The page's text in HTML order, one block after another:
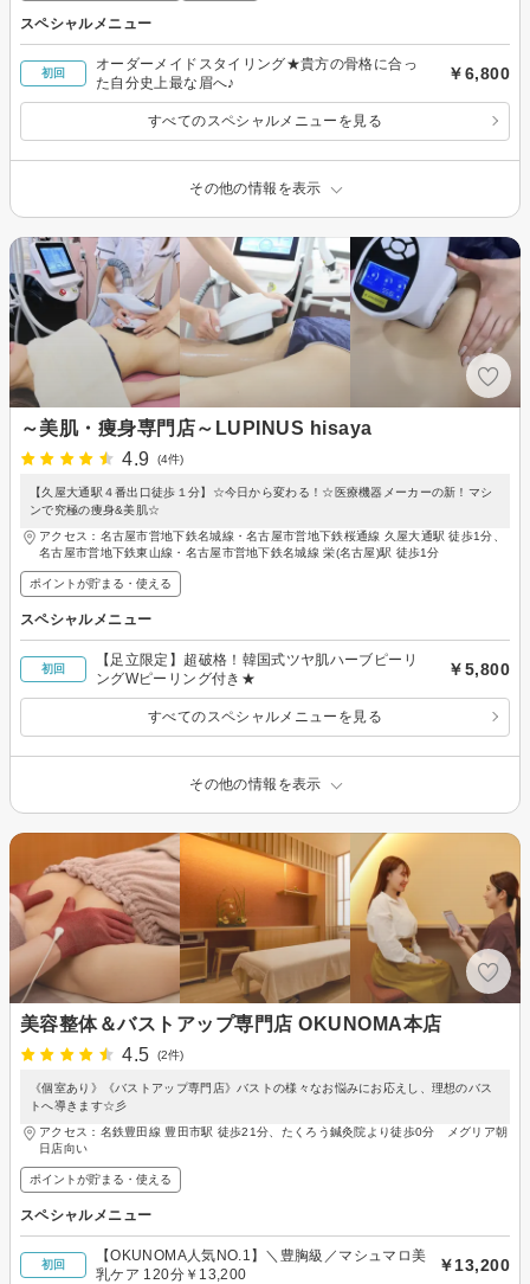
スペシャルメニュー
初回
オーダーメイドスタイリング★貴方の骨格に合っ
た自分史上最な眉へ♪
￥6,800
すべてのスペシャルメニューを見る
その他の情報を表示
～美肌・痩身専門店～LUPINUS hisaya
4.9
(4件)
【久屋大通駅４番出口徒歩１分】☆今日から変わる！☆医療機器メーカーの新！マシ
ンで究極の痩身&美肌☆
アクセス：名古屋市営地下鉄名城線・名古屋市営地下鉄桜通線 久屋大通駅 徒歩1分、
名古屋市営地下鉄東山線・名古屋市営地下鉄名城線 栄(名古屋)駅 徒歩1分
ポイントが貯まる・使える
スペシャルメニュー
初回
【足立限定】超破格！韓国式ツヤ肌ハーブピーリ
ングWピーリング付き★
￥5,800
すべてのスペシャルメニューを見る
その他の情報を表示
美容整体＆バストアップ専門店 OKUNOMA本店
4.5
(2件)
《個室あり》《バストアップ専門店》バストの様々なお悩みにお応えし、理想のバス
トへ導きます☆彡
アクセス：名鉄豊田線 豊田市駅 徒歩21分、たくろう鍼灸院より徒歩0分 メグリア朝
日店向い
ポイントが貯まる・使える
スペシャルメニュー
初回
【OKUNOMA人気NO.1】＼豊胸級／マシュマロ美
乳ケア 120分￥13,200
￥13,200